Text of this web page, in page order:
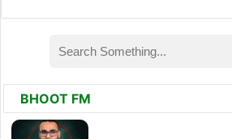
BHOOT FM